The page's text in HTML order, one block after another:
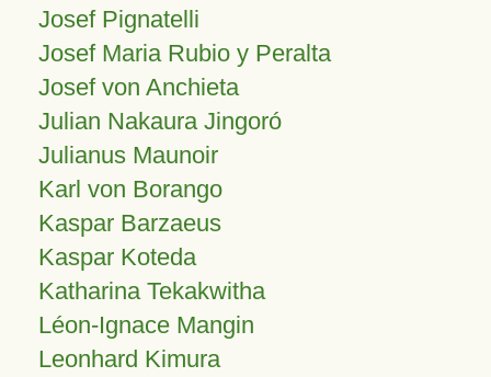
Josef Pignatelli
Josef Maria Rubio y Peralta
Josef von Anchieta
Julian Nakaura Jingoró
Julianus Maunoir
Karl von Borango
Kaspar Barzaeus
Kaspar Koteda
Katharina Tekakwitha
Léon-Ignace Mangin
Leonhard Kimura